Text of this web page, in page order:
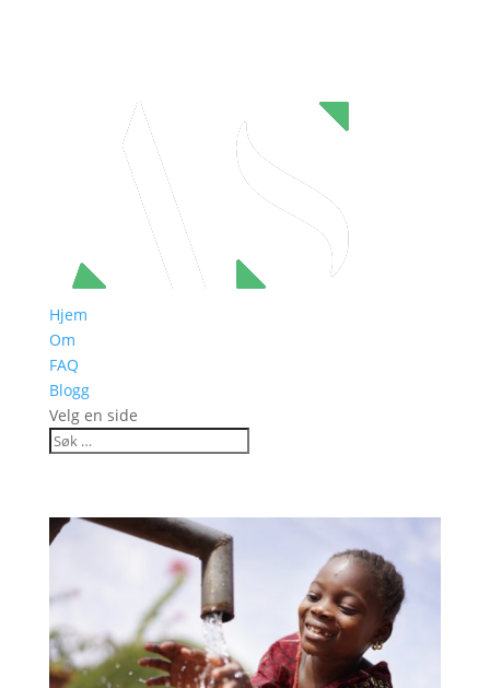
Hjem
Om
FAQ
Blogg
Velg en side